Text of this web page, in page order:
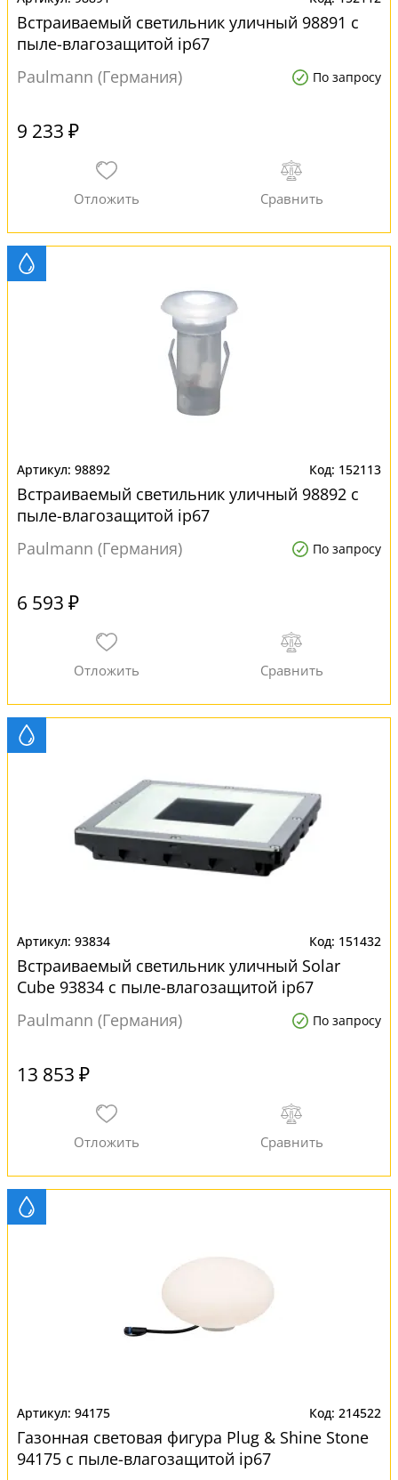
Встраиваемый светильник уличный 98891 с
пыле-влагозащитой ip67
Paulmann (Германия)
По запросу
9 233 ₽
98892 152113
Встраиваемый светильник уличный 98892 с
пыле-влагозащитой ip67
Paulmann (Германия)
По запросу
6 593 ₽
93834 151432
Встраиваемый светильник уличный Solar
Cube 93834 с пыле-влагозащитой ip67
Paulmann (Германия)
По запросу
13 853 ₽
94175 214522
Газонная световая фигура Plug & Shine Stone
94175 с пыле-влагозащитой ip67